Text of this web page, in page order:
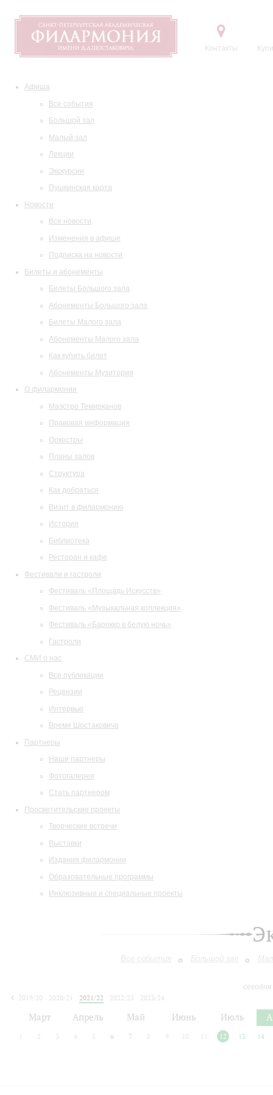
Контакты
Афиша
Все события
Большой зал
Малый зал
Лекции
Экскурсии
Пушкинская карта
Новости
Все новости
Изменения в афише
Подписка на новости
Билеты и абонементы
Билеты Большого зала
Абонементы Большого зала
Билеты Малого зала
Абонементы Малого зала
Как купить билет
Абонементы Музитория
О филармонии
Маэстро Темирканов
Правовая информация
Оркестры
Планы залов
Структура
Как добраться
Визит в филармонию
История
Библиотека
Ресторан и кафе
Фестивали и гастроли
Фестиваль «Площадь Искусств»
Фестиваль «Музыкальная коллекция»
Фестиваль «Барокко в белую ночь»
Гастроли
СМИ о нас
Все публикации
Рецензии
Интервью
Время Шостаковича
Партнеры
Наши партнеры
Фотогалерея
Стать партнером
Просветительские проекты
Творческие встречи
Выставки
Издания филармонии
Образовательные программы
Инклюзивные и специальные проекты
Все события Большой зал
2019/20
2020/21 2021/22 2022/23
2023/24
Март Апрель Май Июнь Июль
2 3 4 5 6 7 8 9 10 12 13 14